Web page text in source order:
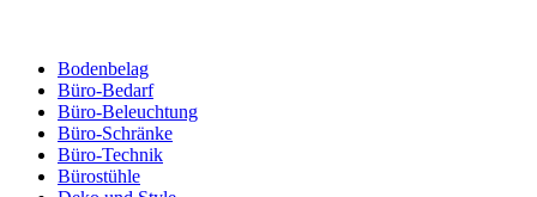
Bodenbelag
Büro-Bedarf
Büro-Beleuchtung
Büro-Schränke
Büro-Technik
Bürostühle